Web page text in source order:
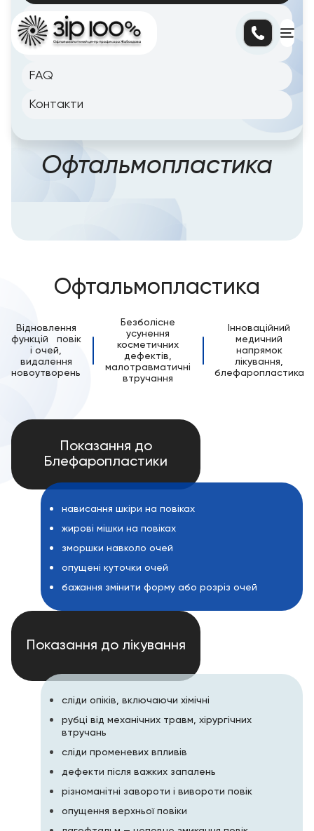
Блог
Цiни
FAQ
Контакти
Головна сторінка
Офтальмопластика
Офтальмопластика
Відновлення
функцій повік
і очей,
видалення
новоутворень
Безболісне
усунення
косметичних
дефектів,
малотравматичні
втручання
Інноваційний
медичний
напрямок
лікування,
блефаропластика
Показання до
Блефаропластики
нависання шкіри на повіках
жирові мішки на повіках
зморшки навколо очей
опущені куточки очей
бажання змінити форму або розріз очей
Показання до лікування
сліди опіків, включаючи хімічні
рубці від механічних травм, хірургічних
втручань
сліди променевих впливів
дефекти після важких запалень
різноманітні завороти і вивороти повік
опущення верхньої повіки